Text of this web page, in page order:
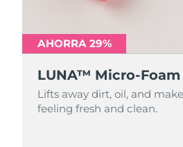
AHORRA 29%
LUNA™ Micro-Foam
Lifts away dirt, oil, and
feeling fresh and clean.
AHORRA 29%
LUNA™ Micro-Foam
Lifts away dirt, oil, and
feeling fresh and clean.